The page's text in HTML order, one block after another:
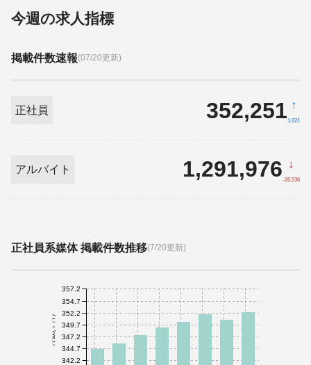
今週の求人指標
掲載件数速報(07/20更新)
正社員 352,251 ↑
1,621
アルバイト 1,291,976 ↓
-26,536
正社員系媒体 掲載件数推移(7/20更新)
件数(千件)
342.2
344.7
347.2
349.7
352.2
354.7
357.2